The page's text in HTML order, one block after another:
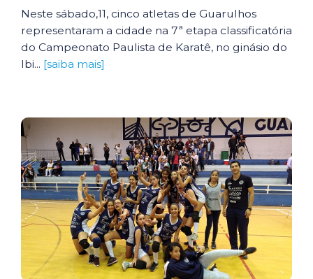
Neste sábado,11, cinco atletas de Guarulhos
representaram a cidade na 7ª etapa classificatória
do Campeonato Paulista de Karatê, no ginásio do
Ibi... [saiba mais]